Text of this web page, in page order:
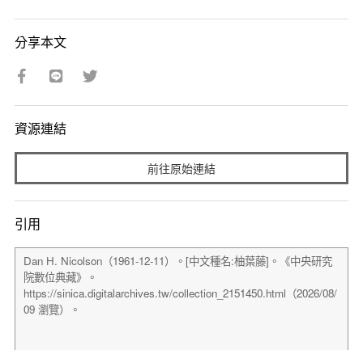
分享本文
資源連結
前往原始連結
引用